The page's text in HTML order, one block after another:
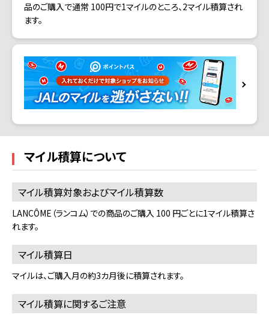
品のご購入で通常 100円で1マイルのところ、2マイル積算され
ます。
マイル積算について
マイル積算対象およびマイル積算数
LANCÔME（ランコム）での商品のご購入 100 円ごとに1マイル積算さ
れます。
マイル積算日
マイルは、ご購入月の約3カ月後に積算されます。
マイル積算に関するご注意